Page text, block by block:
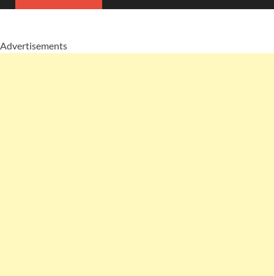
Advertisements